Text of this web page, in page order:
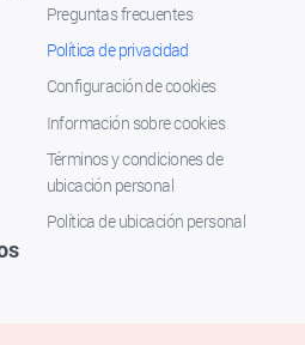
Preguntas frecuentes
Política de privacidad
Configuración de cookies
Información sobre cookies
Términos y condiciones de
ubicación personal
Política de ubicación personal